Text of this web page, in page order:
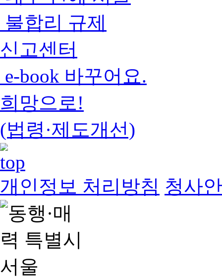
불합리 규제
신고센터
e-book 바꾸어요.
희망으로!
(법령·제도개선)
개인정보 처리방침 청사